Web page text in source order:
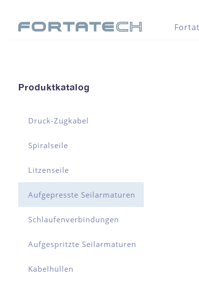
Produktkatalog
Druck-Zugkabel
Spiralseile
Litzenseile
Aufgepresste Seilarmaturen
Schlaufenverbindungen
Aufgespritzte Seilarmaturen
Kabelhüllen